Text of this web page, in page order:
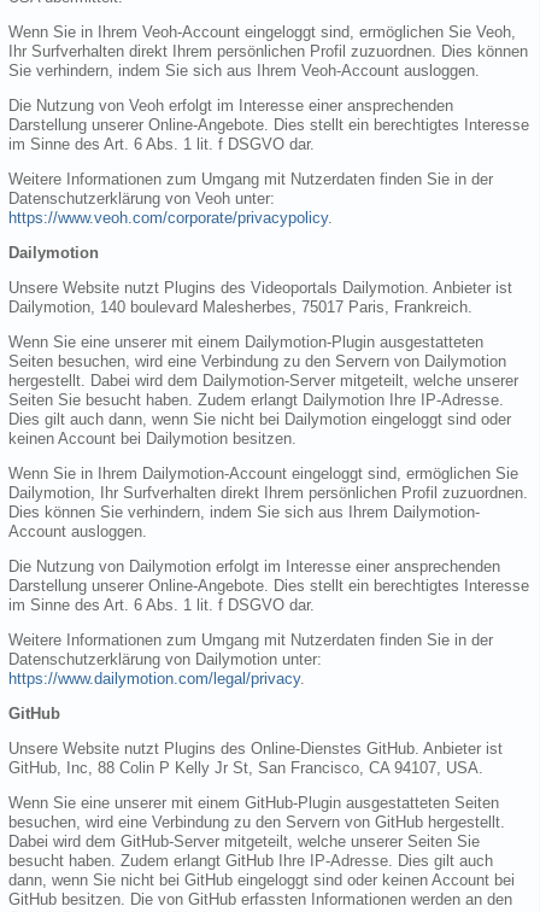
Wenn Sie in Ihrem Veoh-Account eingeloggt sind, ermöglichen Sie Veoh,
Ihr Surfverhalten direkt Ihrem persönlichen Profil zuzuordnen. Dies können
Sie verhindern, indem Sie sich aus Ihrem Veoh-Account ausloggen.
Die Nutzung von Veoh erfolgt im Interesse einer ansprechenden
Darstellung unserer Online-Angebote. Dies stellt ein berechtigtes Interesse
im Sinne des Art. 6 Abs. 1 lit. f DSGVO dar.
Weitere Informationen zum Umgang mit Nutzerdaten finden Sie in der
Datenschutzerklärung von Veoh unter:
https://www.veoh.com/corporate/privacypolicy.
Dailymotion
Unsere Website nutzt Plugins des Videoportals Dailymotion. Anbieter ist
Dailymotion, 140 boulevard Malesherbes, 75017 Paris, Frankreich.
Wenn Sie eine unserer mit einem Dailymotion-Plugin ausgestatteten
Seiten besuchen, wird eine Verbindung zu den Servern von Dailymotion
hergestellt. Dabei wird dem Dailymotion-Server mitgeteilt, welche unserer
Seiten Sie besucht haben. Zudem erlangt Dailymotion Ihre IP-Adresse.
Dies gilt auch dann, wenn Sie nicht bei Dailymotion eingeloggt sind oder
keinen Account bei Dailymotion besitzen.
Wenn Sie in Ihrem Dailymotion-Account eingeloggt sind, ermöglichen Sie
Dailymotion, Ihr Surfverhalten direkt Ihrem persönlichen Profil zuzuordnen.
Dies können Sie verhindern, indem Sie sich aus Ihrem Dailymotion-
Account ausloggen.
Die Nutzung von Dailymotion erfolgt im Interesse einer ansprechenden
Darstellung unserer Online-Angebote. Dies stellt ein berechtigtes Interesse
im Sinne des Art. 6 Abs. 1 lit. f DSGVO dar.
Weitere Informationen zum Umgang mit Nutzerdaten finden Sie in der
Datenschutzerklärung von Dailymotion unter:
https://www.dailymotion.com/legal/privacy.
GitHub
Unsere Website nutzt Plugins des Online-Dienstes GitHub. Anbieter ist
GitHub, Inc, 88 Colin P Kelly Jr St, San Francisco, CA 94107, USA.
Wenn Sie eine unserer mit einem GitHub-Plugin ausgestatteten Seiten
besuchen, wird eine Verbindung zu den Servern von GitHub hergestellt.
Dabei wird dem GitHub-Server mitgeteilt, welche unserer Seiten Sie
besucht haben. Zudem erlangt GitHub Ihre IP-Adresse. Dies gilt auch
dann, wenn Sie nicht bei GitHub eingeloggt sind oder keinen Account bei
GitHub besitzen. Die von GitHub erfassten Informationen werden an den